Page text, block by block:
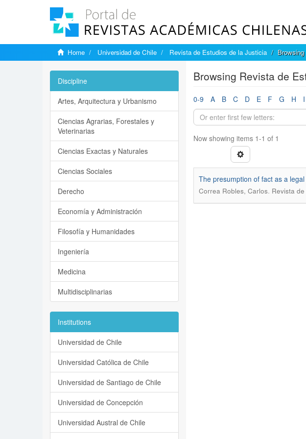
Home Universidad de Chile Revista de Estudios de la Justicia
Browsing Revista de
0-9 A B C D E F G H I
Now showing items 1-1 of 1
The presumption of fact as a
Correa Robles, Carlos. Revista
Discipline
Artes, Arquitectura y Urbanismo
Ciencias Agrarias, Forestales y
Veterinarias
Ciencias Exactas y Naturales
Ciencias Sociales
Derecho
Economía y Administración
Filosofía y Humanidades
Ingeniería
Medicina
Multidisciplinarias
Institutions
Universidad de Chile
Universidad Católica de Chile
Universidad de Santiago de Chile
Universidad de Concepción
Universidad Austral de Chile